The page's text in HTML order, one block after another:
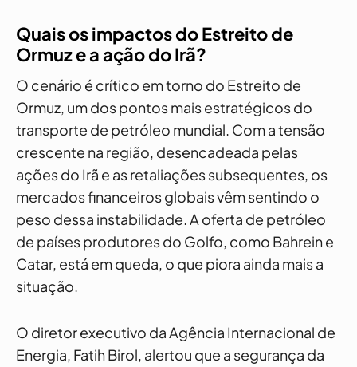
Quais os impactos do Estreito de
Ormuz e a ação do Irã?
O cenário é crítico em torno do Estreito de
Ormuz, um dos pontos mais estratégicos do
transporte de petróleo mundial. Com a tensão
crescente na região, desencadeada pelas
ações do Irã e as retaliações subsequentes, os
mercados financeiros globais vêm sentindo o
peso dessa instabilidade. A oferta de petróleo
de países produtores do Golfo, como Bahrein e
Catar, está em queda, o que piora ainda mais a
situação.
O diretor executivo da Agência Internacional de
Energia, Fatih Birol, alertou que a segurança da